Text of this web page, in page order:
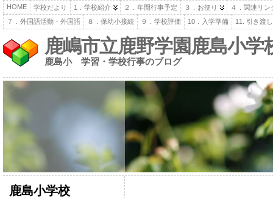
HOME 学校だより 1．学校紹介 ２．年間行事予定 ３．お便り
４．関連リン
７．外国語活動・外国語
８．保幼小接続 ９．学校評価 10．入学準備 11. 引き渡
鹿嶋市立鹿野学園鹿島小学
鹿島小 学習・学校行事のブログ
鹿島小学校